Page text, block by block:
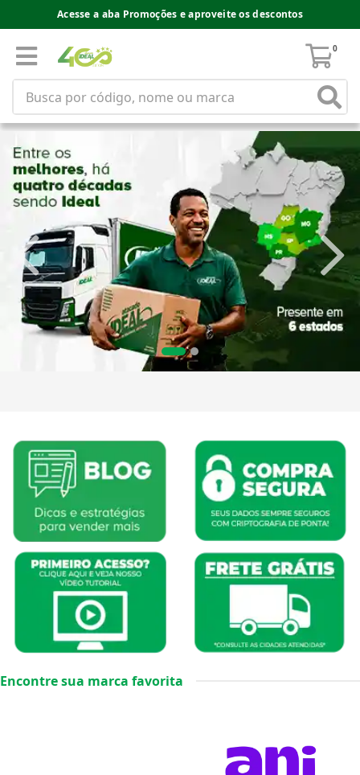
Acesse a aba Promoções e aproveite os descontos
0
Encontre sua marca favorita